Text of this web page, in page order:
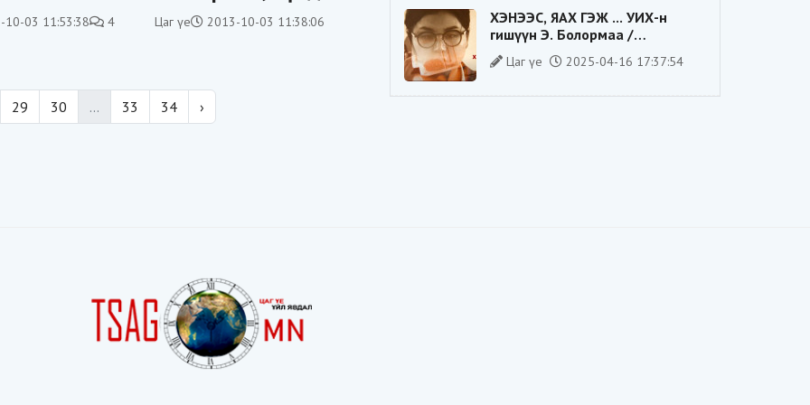
10-03 11:53:38 4
дуу\“ тун удахгүй
Цаг үе 2013-10-03 11:38:06
29 30 ... 33 34 ›
ХЭНЭЭС, ЯАХ ГЭЖ ... УИХ-н
гишүүн Э. Болормаа /
сонгуулийн ажилдаа гадаадын
компаниас хандив авсан уу/
Цаг үе 2025-04-16 17:37:54